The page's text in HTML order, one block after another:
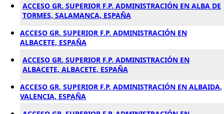
ACCESO GR. SUPERIOR F.P. ADMINISTRACIÓN EN ALBA DE
TORMES, SALAMANCA, ESPAÑA
ACCESO GR. SUPERIOR F.P. ADMINISTRACIÓN EN
ALBACETE, ESPAÑA
ACCESO GR. SUPERIOR F.P. ADMINISTRACIÓN EN
ALBACETE, ALBACETE, ESPAÑA
ACCESO GR. SUPERIOR F.P. ADMINISTRACIÓN EN ALBAIDA,
VALENCIA, ESPAÑA